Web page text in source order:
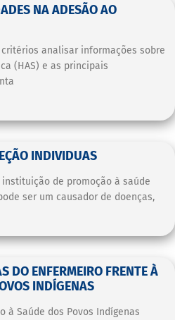
NA ADESÃO AO
analisar informações sobre
(HAS) e as principais
INDIVIDUAS
de promoção à saúde
ser um causador de doenças,
DO ENFERMEIRO FRENTE À
INDÍGENAS
à Saúde dos Povos Indígenas